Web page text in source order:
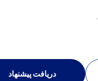
دریافت پیشنهاد